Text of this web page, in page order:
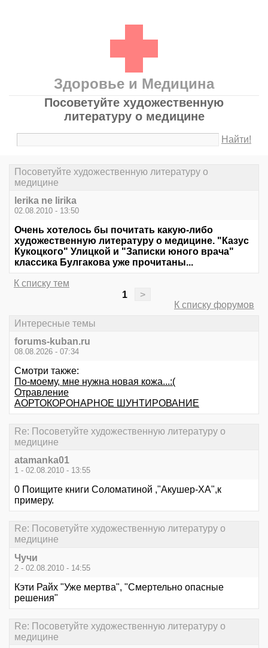
Здоровье и Медицина
Посоветуйте художественную
литературу о медицине
Найти!
Посоветуйте художественную литературу о
медицине
lerika ne lirika
02.08.2010 - 13:50
Очень хотелось бы почитать какую-либо
художественную литературу о медицине. "Казус
Кукоцкого" Улицкой и "Записки юного врача"
классика Булгакова уже прочитаны...
К списку тем
1
>
К списку форумов
Интересные темы
forums-kuban.ru
08.08.2026 - 07:34
Смотри также:
По-моему, мне нужна новая кожа...:(
Отравление
АОРТОКОРОНАРНОЕ ШУНТИРОВАНИЕ
Re: Посоветуйте художественную литературу о
медицине
atamanka01
1 - 02.08.2010 - 13:55
0 Поищите книги Соломатиной ,"Акушер-ХА",к
примеру.
Re: Посоветуйте художественную литературу о
медицине
Чучи
2 - 02.08.2010 - 14:55
Кэти Райх "Уже мертва", "Смертельно опасные
решения"
Re: Посоветуйте художественную литературу о
медицине